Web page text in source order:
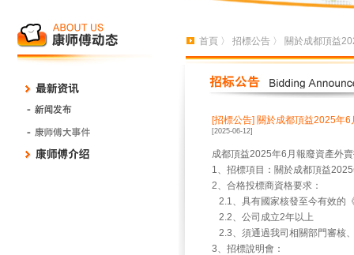
首頁 〉 招標公告 〉 關於成都頂益
[招標公告] 關於成都頂益2025年
[2025-06-12]
成都頂益2025年6月報廢資產外
1、招標項目：關於成都頂益
2、合格投標商資格要求：
2.1、具有國家核發至今有效的
2.2、公司成立2年以上
2.3、須通過我司相關部門審核
3、招標說明會：